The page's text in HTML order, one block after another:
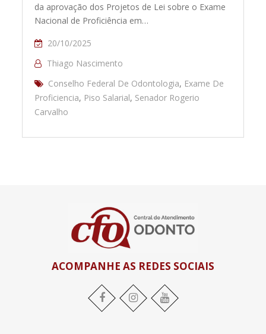
da aprovação dos Projetos de Lei sobre o Exame
Nacional de Proficiência em…
20/10/2025
Thiago Nascimento
Conselho Federal De Odontologia, Exame De
Proficiencia, Piso Salarial, Senador Rogerio
Carvalho
ACOMPANHE AS REDES SOCIAIS
Facebook Instagram YouTube